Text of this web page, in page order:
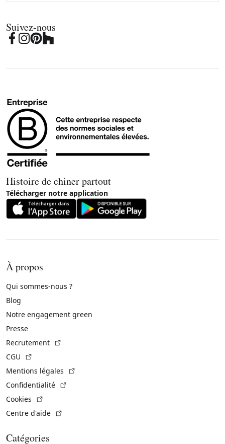
Suivez-nous
Histoire de chiner partout
Télécharger notre application
À propos
Qui sommes-nous ?
Blog
Notre engagement green
Presse
Recrutement
CGU
Mentions légales
Confidentialité
Cookies
Centre d'aide
Catégories